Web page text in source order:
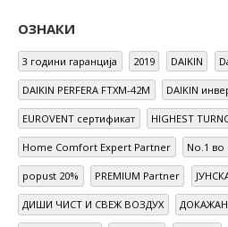
ОЗНАКИ
3 години гаранција 2019 DAIKIN
DAIKIN PERFERA FTXM-42M DAIKIN
EUROVENT сертификат HIGHEST
Home Comfort Expert Partner No.1 во
popust 20% PREMIUM Partner
ДИШИ ЧИСТ И СВЕЖ ВОЗДУХ